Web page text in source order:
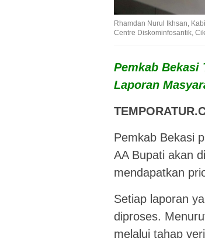
Rhamdan Nurul Ikhsan,
Centre Diskominfosantik,
Pemkab Bekasi
Laporan
Pemkab Bekasi
AA Bupati akan
mendapatkan
Setiap laporan
diproses.
melalui tahap